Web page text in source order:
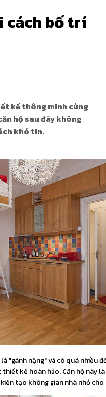
bố trí
kế thông minh cùng
hộ sau đây không
khó tin.
"gánh nặng" và có quá nhiều
thiết kế hoàn hảo. Căn hộ này
tạo không gian nhà nhỏ cho